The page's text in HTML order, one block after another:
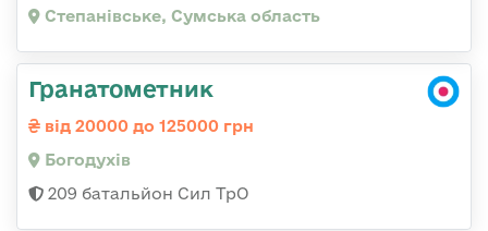
Степанівське, Сумська область
Гранатометник
від 20000 до 125000 грн
Богодухів
209 батальйон Сил ТрО